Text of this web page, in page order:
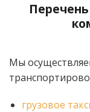
Перечень
Мы
грузовое